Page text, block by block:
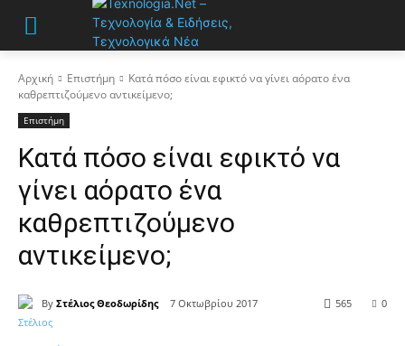
Αρχική Επιστήμη
Κατά πόσο είναι εφικτό να γίνει αόρατο ένα
καθρεπτιζούμενο αντικείμενο;
Επιστήμη
Κατά πόσο είναι εφικτό να
γίνει αόρατο ένα
καθρεπτιζούμενο
αντικείμενο;
By Στέλιος Θεοδωρίδης 7 Οκτωβρίου 2017 0
565